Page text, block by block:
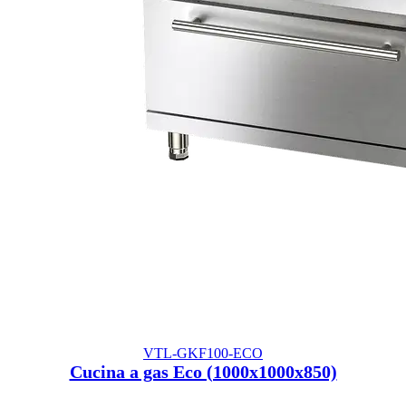
VTL-GKF100-ECO
Cucina a gas Eco (1000x1000x850)